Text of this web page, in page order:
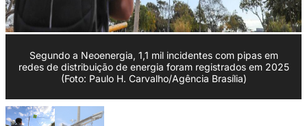
Segundo a Neoenergia, 1,1 mil incidentes com pipas em
redes de distribuição de energia foram registrados em 2025
(Foto: Paulo H. Carvalho/Agência Brasília)